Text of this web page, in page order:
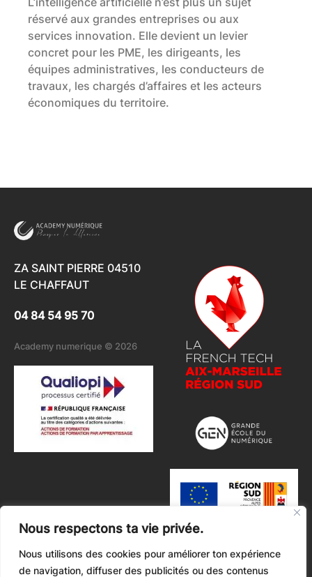
Nous respectons ta vie privée.
Nous utilisons des cookies pour améliorer ton expérience
de navigation, diffuser des publicités ou des contenus
réservé aux grandes entreprises ou aux
services innovation. Elle devient un levier
concret pour les PME, les dirigeants, les
équipes administratives, les conducteurs de
travaux, les chargés d’affaires et les acteurs
économiques du territoire.
ZA SAINT PIERRE 04510
LE CHAFFAUT
04 84 54 95 70
Academy numerique © 2026